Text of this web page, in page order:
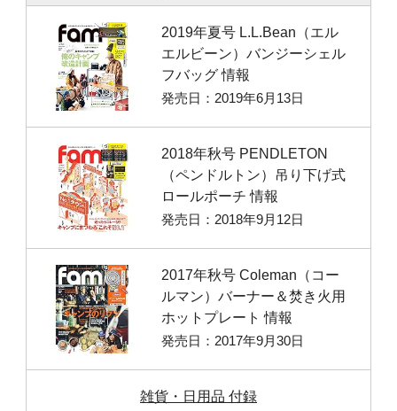
2019年夏号 L.L.Bean（エル
エルビーン）バンジーシェル
フバッグ 情報
発売日：2019年6月13日
2018年秋号 PENDLETON
（ペンドルトン）吊り下げ式
ロールポーチ 情報
発売日：2018年9月12日
2017年秋号 Coleman（コー
ルマン）バーナー＆焚き火用
ホットプレート 情報
発売日：2017年9月30日
雑貨・日用品 付録